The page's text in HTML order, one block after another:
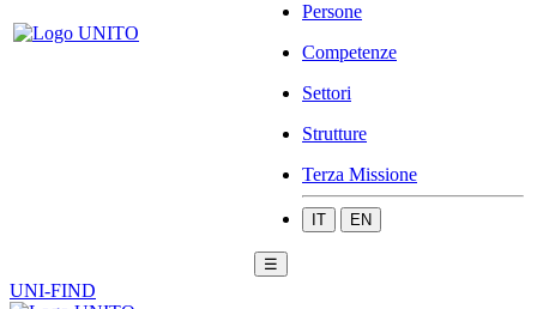
Persone
Competenze
Settori
Strutture
Terza Missione
IT EN
☰
UNI-FIND